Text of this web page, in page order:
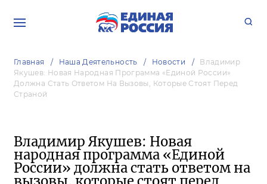
Главная Наша Деятельность Новости
Владимир
Якушев: Новая Народная Программа «Единой России»
Должна Стать Ответом На Вызовы, Которые Стоят Перед
Страной
Владимир Якушев: Новая
народная программа «Единой
России» должна стать ответом на